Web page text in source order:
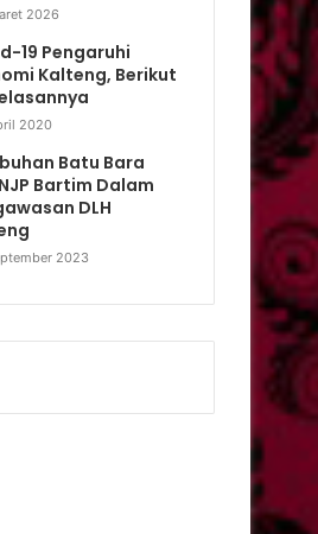
2026
19 Pengaruhi
Kalteng, Berikut
2020
Batu Bara
Bartim Dalam
DLH
2023